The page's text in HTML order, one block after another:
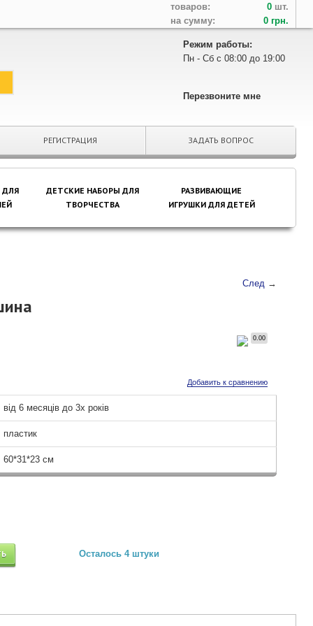
товаров: 0 шт.
на сумму:
0 грн.
Режим работы:
Пн - Сб с 08:00 до 19:00
Перезвоните мне
РЕГИСТРАЦИЯ ЗАДАТЬ ВОПРОС
ДЛЯ
ДЕТСКИЕ НАБОРЫ ДЛЯ
ТВОРЧЕСТВА
РАЗВИВАЮЩИЕ
ИГРУШКИ ДЛЯ ДЕТЕЙ
След →
0.00
Добавить к сравнению
від 6 месяців до 3х років
пластик
60*31*23 см
Осталось 4 штуки